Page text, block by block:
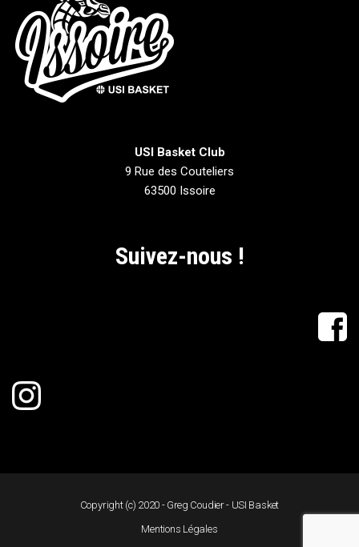
USI Basket Club
9 Rue des Couteliers
63500 Issoire
Suivez-nous !
Copyright (c) 2020 - Greg Coudier - USI Basket
Mentions Légales